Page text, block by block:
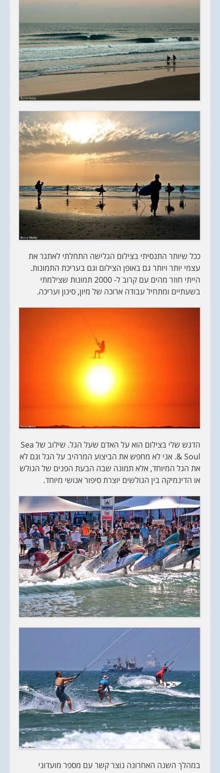
ככל שיותר התנסיתי בצילום הגלישה התחלתי לאתגר את
עצמי יותר ויותר גם באופן הצילום וגם בעריכת התמונות.
הייתי חוזר מהים עם קרוב ל- 2000 תמונות שצילמתי
בשעתיים ומתחיל עבודה ארוכה של מיון, סינון ועריכה.
הדגש שלי בצילום הוא על האדם שעל הגל. שילוב של Sea
& Soul. אני לא מחפש את הביצוע המרהיב על הגל וגם לא
את הגל המיוחד, אלא תמונה שבה הבעת הפנים של הגולש
או הדינמיקה בין הגולשים יוצרת סיפור אנושי מיוחד.
במהלך השנה האחרונה נוצר קשר עם מספר מועדוני